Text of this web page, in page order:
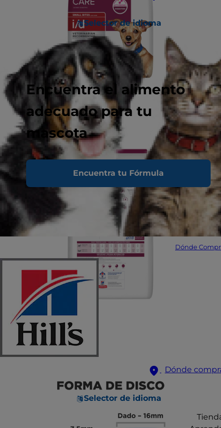
Selector de idioma
Encuentra el alimento
adecuado para tu
mascota
Encuentra tu Fórmula
Dónde
Dónde
Selector de idioma